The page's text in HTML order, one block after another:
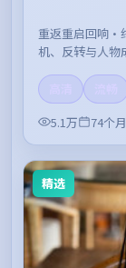
重返重启回响·
机、反转与人物
5.1万
74个
精选